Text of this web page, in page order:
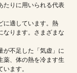
たりに用いられる代表
に適しています。熱
なります。さまざまな
が不足した「気虚」に
薬、体の熱を冷ます生
ます。